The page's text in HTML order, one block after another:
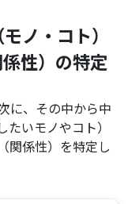
ノ・コト）
性）の特定
に、その中から中
いモノやコト）
関係性）を特定し